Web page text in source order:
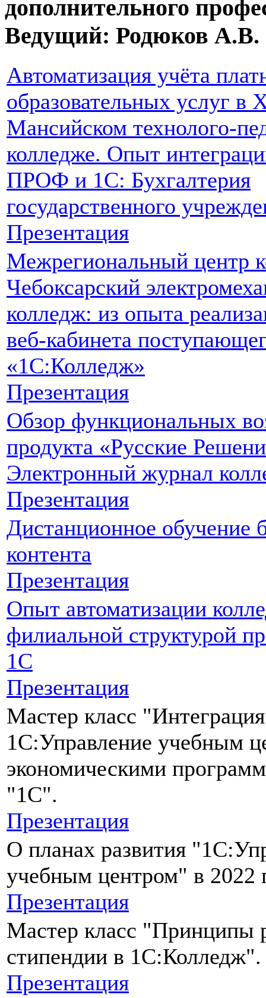
дополнительного
Ведущий: Родюков А.В.
Автоматизация учёта
образовательных услуг в
Мансийском технолого-
колледже. Опыт
ПРОФ и 1С: Бухгалтерия
государственного
Презентация
Межрегиональный центр
Чебоксарский
колледж: из опыта
веб-кабинета
«1С:Колледж»
Презентация
Обзор функциональных
продукта «Русские
Электронный журнал
Презентация
Дистанционное обучение
контента
Презентация
Опыт автоматизации
филиальной структурой
1С
Презентация
Мастер класс "Интеграция
1С:Управление учебным
экономическими
"1С".
Презентация
О планах развития
учебным центром" в 2022
Презентация
Мастер класс "Принципы
стипендии в 1С:Колледж".
Презентация